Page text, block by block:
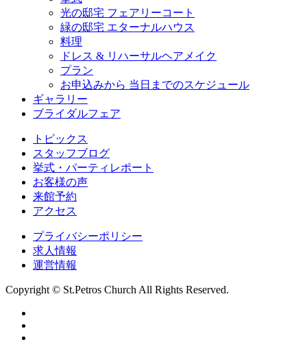
光の邸宅 フェアリーコート
緑の邸宅 エターナルハウス
料理
ドレス & リハーサルヘアメイク
プラン
お申込みから 当日までのスケジュール
ギャラリー
ブライダルフェア
トピックス
スタッフブログ
挙式・パーティレポート
お客様の声
来館予約
アクセス
プライバシーポリシー
求人情報
運営情報
Copyright © St.Petros Church All Rights Reserved.